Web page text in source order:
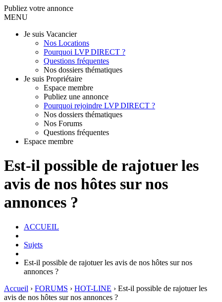
Publiez votre annonce
MENU
Je suis Vacancier
Nos Locations
Pourquoi LVP DIRECT ?
Questions fréquentes
Nos dossiers thématiques
Je suis Propriétaire
Espace membre
Publiez une annonce
Pourquoi rejoindre LVP DIRECT ?
Nos dossiers thématiques
Nos Forums
Questions fréquentes
Espace membre
Est-il possible de rajotuer les
avis de nos hôtes sur nos
annonces ?
ACCUEIL
Sujets
Est-il possible de rajotuer les avis de nos hôtes sur nos
annonces ?
Accueil › FORUMS › HOT-LINE › Est-il possible de rajotuer les
avis de nos hôtes sur nos annonces ?